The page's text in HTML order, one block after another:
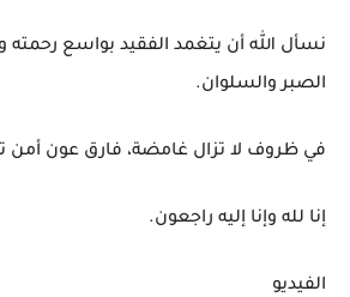
نسأل الله أن يتغمد الفقيد بواسع رحمته
الصبر والسلوان.
في ظروف لا تزال غامضة، فارق عون أمن
إنا لله وإنا إليه راجعون.
الفيديو